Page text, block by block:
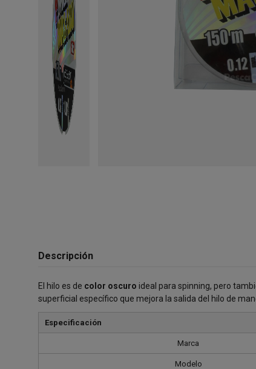
Descripción
El hilo es de color oscuro ideal para spinning, pero
superficial específico que mejora la salida del hilo de
Especificación
Marca
Modelo